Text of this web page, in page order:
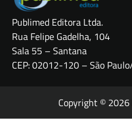
Publimed Editora Ltda.
Rua Felipe Gadelha, 104
Sala 55 – Santana
CEP: 02012-120 – São
Copyright © 2026